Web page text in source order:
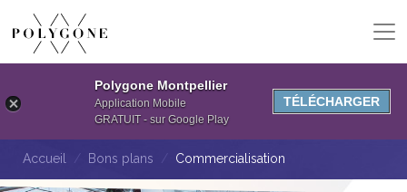
Polygone Montpellier
Application Mobile
GRATUIT - sur Google Play
TÉLÉCHARGER
Accueil Bons plans Commercialisation